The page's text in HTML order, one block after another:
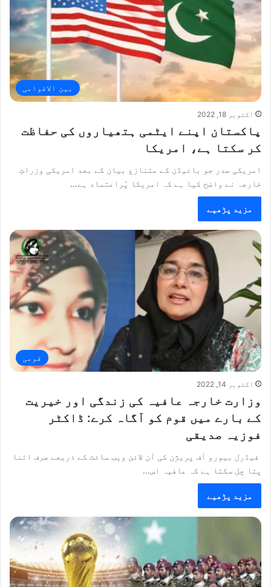
بین الاقوامی
اکتوبر 18, 2022
پاکستان اپنے ایٹمی ہتھیاروں کی حفاظت
کر سکتا ہے، امریکا
امریکی صدر جو بائیڈن کے متنازع بیان کے بعد امریکی وزراتِ
خارجہ نے واضح کیا ہے کہ امریکا پُراعتماد ہے…
مزید پڑھیے
قومی
اکتوبر 14, 2022
وزارت خارجہ عافیہ کی زندگی اور خیریت
کے بارے میں قوم کو آگاہ کرے: ڈاکٹر
فوزیہ صدیقی
فیڈرل بیورو آف پریژن کی آن لائن ویب سائٹ کے ذریعے صرف اتنا
پتا چل سکتا ہے کہ عافیہ اس…
مزید پڑھیے